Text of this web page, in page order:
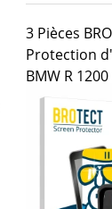
3 Pièces
Protection
BMW R
Navigator V 5"